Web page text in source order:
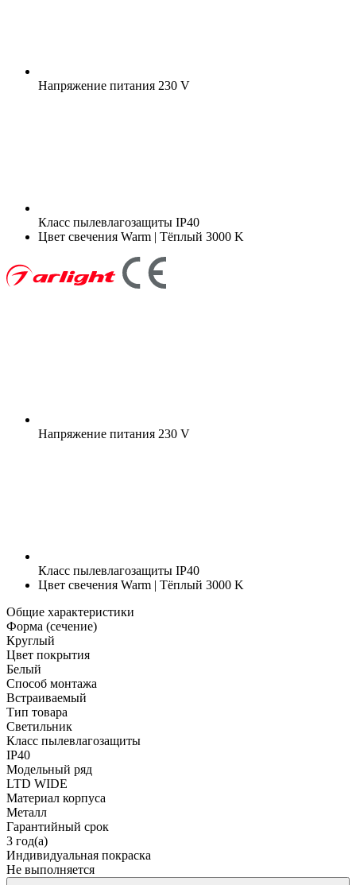
Напряжение питания 230 V
Класс пылевлагозащиты IP40
Цвет свечения Warm | Тёплый 3000 K
Напряжение питания 230 V
Класс пылевлагозащиты IP40
Цвет свечения Warm | Тёплый 3000 K
Общие характеристики
Форма (сечение)
Круглый
Цвет покрытия
Белый
Способ монтажа
Встраиваемый
Тип товара
Светильник
Класс пылевлагозащиты
IP40
Модельный ряд
LTD WIDE
Материал корпуса
Металл
Гарантийный срок
3 год(а)
Индивидуальная покраска
Не выполняется